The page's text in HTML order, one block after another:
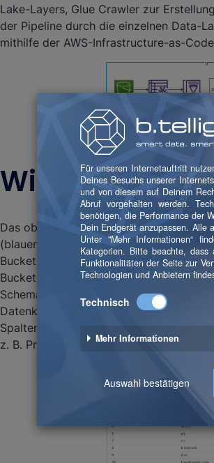
Lake-Layers, Glue Crawler zur
der Pipeline durch die einzelnen Data-
mithilfe der AWS-Infrastructure-as-
Wie
Das obere Diagramm bietet eine
(blauer Kasten) wird ein Datensample
Bucket enthält die Dateien, die als
Bucket importiert, startet ein Glue
Schemata, Tabellen und Spalten für
Datenkatalog eine Tabelle erstellt. Der
Spalten im Config-Datenkatalog sind
z. B. Primary Keys, personenbezogene